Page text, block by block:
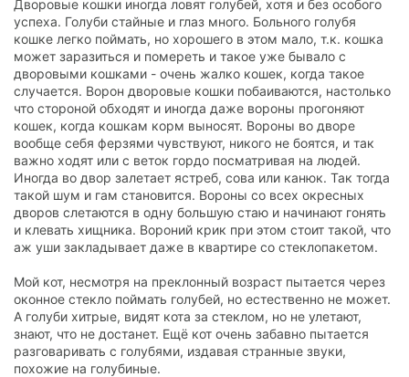
Дворовые кошки иногда ловят голубей, хотя и без особого
успеха. Голуби стайные и глаз много. Больного голубя
кошке легко поймать, но хорошего в этом мало, т.к. кошка
может заразиться и помереть и такое уже бывало с
дворовыми кошками - очень жалко кошек, когда такое
случается. Ворон дворовые кошки побаиваются, настолько
что стороной обходят и иногда даже вороны прогоняют
кошек, когда кошкам корм выносят. Вороны во дворе
вообще себя ферзями чувствуют, никого не боятся, и так
важно ходят или с веток гордо посматривая на людей.
Иногда во двор залетает ястреб, сова или канюк. Так тогда
такой шум и гам становится. Вороны со всех окресных
дворов слетаются в одну большую стаю и начинают гонять
и клевать хищника. Вороний крик при этом стоит такой, что
аж уши закладывает даже в квартире со стеклопакетом.
Мой кот, несмотря на преклонный возраст пытается через
оконное стекло поймать голубей, но естественно не может.
А голуби хитрые, видят кота за стеклом, но не улетают,
знают, что не достанет. Ещё кот очень забавно пытается
разговаривать с голубями, издавая странные звуки,
похожие на голубиные.